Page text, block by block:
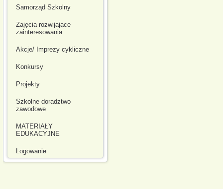
Samorząd Szkolny
Zajęcia rozwijające
zainteresowania
Akcje/ Imprezy cykliczne
Konkursy
Projekty
Szkolne doradztwo
zawodowe
MATERIAŁY
EDUKACYJNE
Logowanie